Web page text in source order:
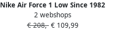
Nike Air Force 1 Low Since 1982
Sunset Heren Sneakers Schoenen
Bruin HQ3639
2 webshops
€ 208,-€ 109,99